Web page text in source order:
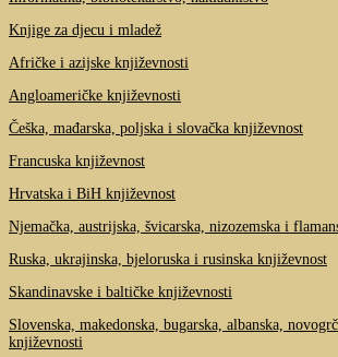
Knjige za djecu i mladež
Afričke i azijske književnosti
Angloameričke književnosti
Češka, mađarska, poljska i slovačka književnost
Francuska književnost
Hrvatska i BiH književnost
Njemačka, austrijska, švicarska, nizozemska i
Ruska, ukrajinska, bjeloruska i rusinska književnost
Skandinavske i baltičke književnosti
Slovenska, makedonska, bugarska, albanska,
književnosti